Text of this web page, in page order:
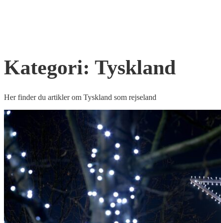
Kategori: Tyskland
Her finder du artikler om Tyskland som rejseland